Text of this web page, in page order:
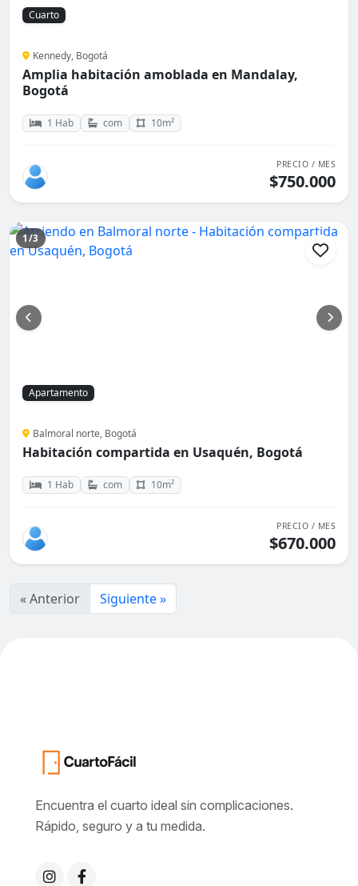
Cuarto
Kennedy, Bogotá
Amplia habitación amoblada en Mandalay,
Bogotá
1 Hab com 10m²
PRECIO / MES
$750.000
1/3
Apartamento
Balmoral norte, Bogotá
Habitación compartida en Usaquén, Bogotá
1 Hab com 10m²
PRECIO / MES
$670.000
« Anterior Siguiente »
Encuentra el cuarto ideal sin complicaciones.
Rápido, seguro y a tu medida.